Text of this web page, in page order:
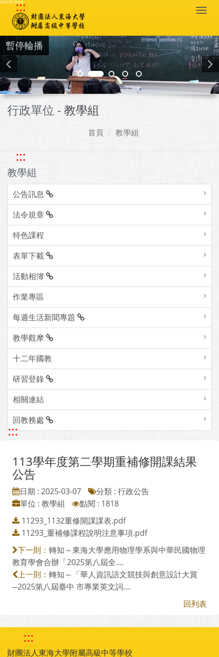
跳到主要內容區塊
:::
暫停輪播
行政單位 - 教學組
首頁 教學組
:::
教學組
公告訊息
法令規章
特色課程
表單下載
活動相簿
作業專區
每週生活新聞專題
教學觀摩
十二年國教
研習登錄
相關連結
回教務處
:::
113學年度第二學期重補修開課結果
公告
日期 : 2025-03-07
分類 : 行政公告
單位 : 教學組
點閱 : 1818
11293_1132重修開課課表.pdf
11293_重補修課程說明注意事項.pdf
下一則： 轉知～東海大學應用物理學系與中華民國物理
教育學會合辦「2025第八屆全....
上一則： 轉知～「華人資訊語文競技與創意設計大賞
─2025第八屆臺中 市專業英文詞....
回列表
:::
財團法人東海大學附屬高級中等學校